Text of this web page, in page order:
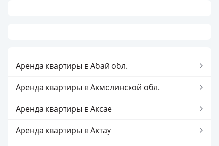
Аренда квартиры в Абай обл.
Аренда квартиры в Акмолинской обл.
Аренда квартиры в Аксае
Аренда квартиры в Актау